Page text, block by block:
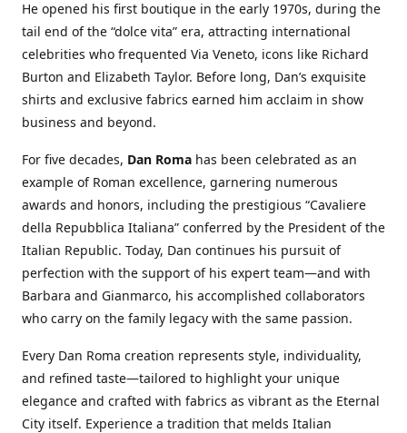
He opened his first boutique in the early 1970s, during the
tail end of the “dolce vita” era, attracting international
celebrities who frequented Via Veneto, icons like Richard
Burton and Elizabeth Taylor. Before long, Dan’s exquisite
shirts and exclusive fabrics earned him acclaim in show
business and beyond.
For five decades, Dan Roma has been celebrated as an
example of Roman excellence, garnering numerous
awards and honors, including the prestigious “Cavaliere
della Repubblica Italiana” conferred by the President of the
Italian Republic. Today, Dan continues his pursuit of
perfection with the support of his expert team—and with
Barbara and Gianmarco, his accomplished collaborators
who carry on the family legacy with the same passion.
Every Dan Roma creation represents style, individuality,
and refined taste—tailored to highlight your unique
elegance and crafted with fabrics as vibrant as the Eternal
City itself. Experience a tradition that melds Italian